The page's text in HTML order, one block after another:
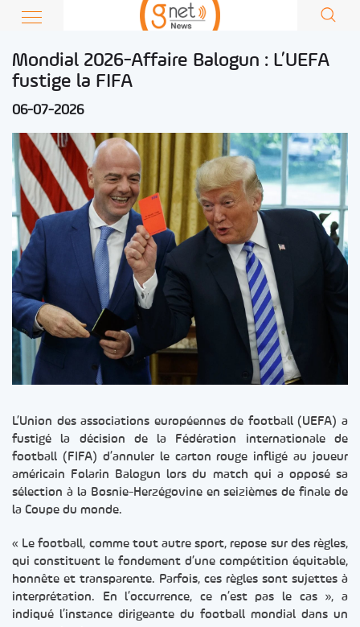
Mondial 2026-Affaire Balogun : L’UEFA
fustige la FIFA
06-07-2026
L’Union des associations européennes de football (UEFA) a
fustigé la décision de la Fédération internationale de
football (FIFA) d’annuler le carton rouge infligé au joueur
américain Folarin Balogun lors du match qui a opposé sa
sélection à la Bosnie-Herzégovine en seizièmes de finale de
la Coupe du monde.
« Le football, comme tout autre sport, repose sur des règles,
qui constituent le fondement d’une compétition équitable,
honnête et transparente. Parfois, ces règles sont sujettes à
interprétation. En l’occurrence, ce n’est pas le cas », a
indiqué l’instance dirigeante du football mondial dans un